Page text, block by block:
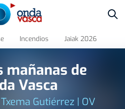
Incendios Jaiak 2026
mañanas de
Vasca
Gutiérrez | OV